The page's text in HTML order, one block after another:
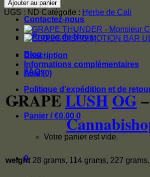
Checkout
Contactez-nous
À Propos de Nous
Blog
FAQs
Politique d’expédition et de
Panier /€0.00 0
Votre panier est vide.
0
GRAPE
LUSH
OG
-
Monsieur
Cannabishop
Ajouter au panier
UGS : ND Catégorie : Herbe de Cali
Description
Informations complémentaires
Avis (0)
GRAPELUSHOG
weight 28 grams, 114 grams, 227